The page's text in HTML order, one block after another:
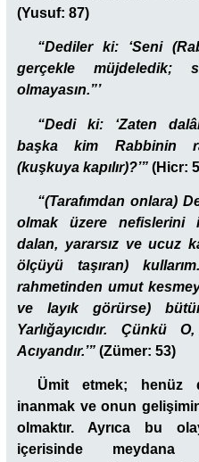
(Yusuf: 87)
“Dediler ki: ‘Seni
gerçekle müjdeledik;
olmayasın.”’
“Dedi ki: ‘Zaten
başka kim Rabbinin
(kuşkuya kapılır)?’” (Hicr:
“(Tarafımdan onlara)
olmak üzere nefislerini
dalan, yararsız ve ucuz
ölçüyü taşıran)
rahmetinden umut
ve layık görürse)
Yarlığayıcıdır. Çünkü
Acıyandır.’” (Zümer: 53)
Ümit etmek;
henüz
inanmak ve onun
olmaktır. Ayrıca bu
içerisinde